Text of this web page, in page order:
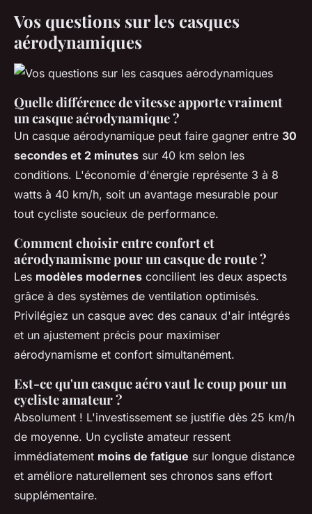
Vos questions sur les casques
aérodynamiques
Quelle différence de vitesse apporte vraiment
un casque aérodynamique ?
Un casque aérodynamique peut faire gagner entre 30
secondes et 2 minutes sur 40 km selon les
conditions. L'économie d'énergie représente 3 à 8
watts à 40 km/h, soit un avantage mesurable pour
tout cycliste soucieux de performance.
Comment choisir entre confort et
aérodynamisme pour un casque de route ?
Les modèles modernes concilient les deux aspects
grâce à des systèmes de ventilation optimisés.
Privilégiez un casque avec des canaux d'air intégrés
et un ajustement précis pour maximiser
aérodynamisme et confort simultanément.
Est-ce qu'un casque aéro vaut le coup pour un
cycliste amateur ?
Absolument ! L'investissement se justifie dès 25 km/h
de moyenne. Un cycliste amateur ressent
immédiatement moins de fatigue sur longue distance
et améliore naturellement ses chronos sans effort
supplémentaire.